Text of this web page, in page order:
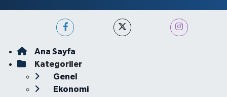
Ana Sayfa
Kategoriler
Genel
Ekonomi